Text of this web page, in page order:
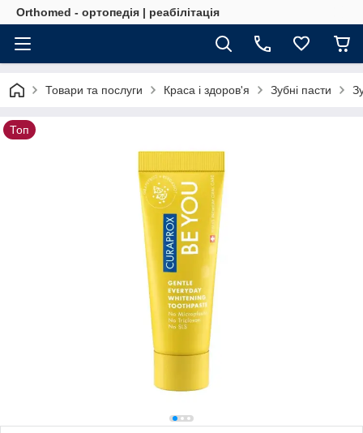
Orthomed - ортопедія | реабілітація
Товари та послуги Краса і здоров'я Зубні пасти
Топ